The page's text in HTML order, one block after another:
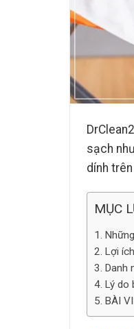
sạch
dính
MỤC
Lợi
Danh
Lý do
BÀI